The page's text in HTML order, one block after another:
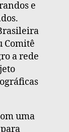
e
Comitê
a rede
uma